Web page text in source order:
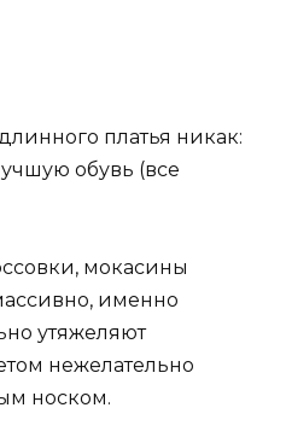
мокасины
именно
утяжеляют
нежелательно
носком.